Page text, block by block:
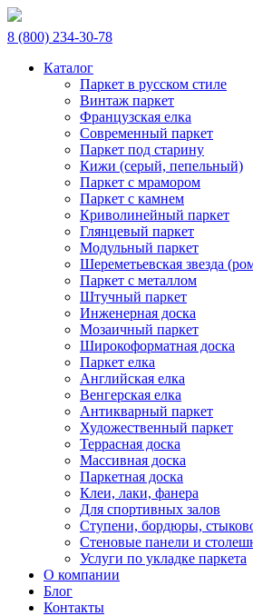
8 (800) 234-30-78
Каталог
Паркет в русском стиле
Винтаж паркет
Французская елка
Современный паркет
Паркет под старину
Кижи (серый, пепельный)
Паркет с мрамором
Паркет с камнем
Криволинейный паркет
Глянцевый паркет
Модульный паркет
Шереметьевская звезда
Паркет с металлом
Штучный паркет
Инженерная доска
Мозаичный паркет
Широкоформатная доска
Паркет елка
Английская елка
Венгерская елка
Антикварный паркет
Художественный паркет
Террасная доска
Массивная доска
Паркетная доска
Клеи, лаки, фанера
Для спортивных залов
Ступени, бордюры,
Стеновые панели и
Услуги по укладке паркета
О компании
Блог
Контакты